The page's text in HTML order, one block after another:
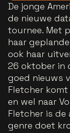
De jonge
de nieuwe
tournee. Met
haar
ook haar
26 oktober in
goed nieuws
Fletcher komt
en wel naar
Fletcher is de
genre doet